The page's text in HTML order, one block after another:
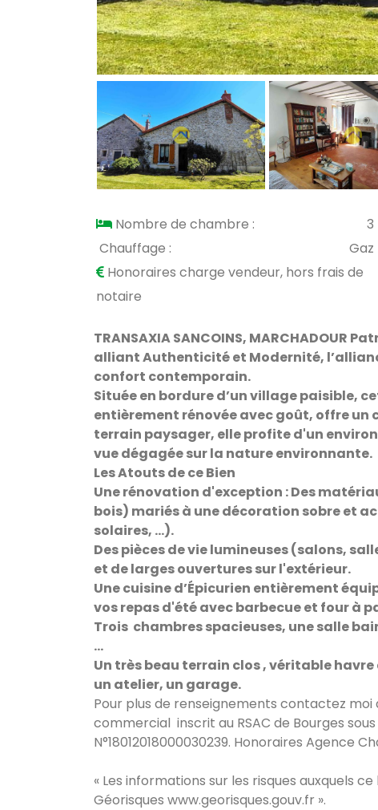
Nombre de chambre : 3
Chauffage :
Gaz
Honoraires charge vendeur, hors frais de
notaire
TRANSAXIA SANCOINS, MARCHADOUR
alliant Authenticité et Modernité, l
confort contemporain.
Située en bordure d’un village paisible,
entièrement rénovée avec goût, offre un
terrain paysager, elle profite d'un
vue dégagée sur la nature environnante.
Les Atouts de ce Bien
Une rénovation d'exception : Des
bois) mariés à une décoration sobre et
solaires, ...).
Des pièces de vie lumineuses (salons,
et de larges ouvertures sur l'extérieur.
Une cuisine d’Épicurien entièrement
vos repas d'été avec barbecue et four à
Trois chambres spacieuses, une salle
...
Un très beau terrain clos , véritable
un atelier, un garage.
Pour plus de renseignements contactez moi
commercial inscrit au RSAC de Bourges
N°18012018000030239. Honoraires Agence
« Les informations sur les risques auxquels
Géorisques www.georisques.gouv.fr ».